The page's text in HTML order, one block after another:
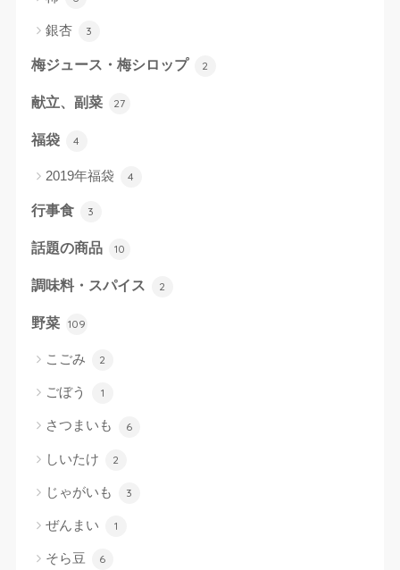
銀杏 3
梅ジュース・梅シロップ 2
献立、副菜 27
福袋 4
2019年福袋 4
行事食 3
話題の商品 10
調味料・スパイス 2
野菜 109
こごみ 2
ごぼう 1
さつまいも 6
しいたけ 2
じゃがいも 3
ぜんまい 1
そら豆 6